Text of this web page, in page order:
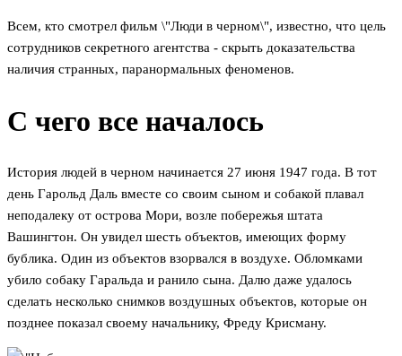
Всем, кто смотрел фильм \"Люди в черном\", известно, что цель
сотрудников секретного агентства - скрыть доказательства
наличия странных, паранормальных феноменов.
С чего все началось
История людей в черном начинается 27 июня 1947 года. В тот
день Гарольд Даль вместе со своим сыном и собакой плавал
неподалеку от острова Мори, возле побережья штата
Вашингтон. Он увидел шесть объектов, имеющих форму
бублика. Один из объектов взорвался в воздухе. Обломками
убило собаку Гаральда и ранило сына. Далю даже удалось
сделать несколько снимков воздушных объектов, которые он
позднее показал своему начальнику, Фреду Крисману.